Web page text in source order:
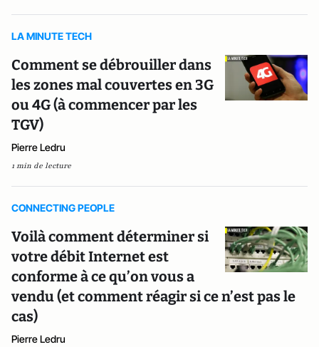
LA MINUTE TECH
Comment se débrouiller dans
les zones mal couvertes en 3G
ou 4G (à commencer par les
TGV)
Pierre Ledru
1 min de lecture
CONNECTING PEOPLE
Voilà comment déterminer si
votre débit Internet est
conforme à ce qu’on vous a
vendu (et comment réagir si ce n’est pas le
cas)
Pierre Ledru